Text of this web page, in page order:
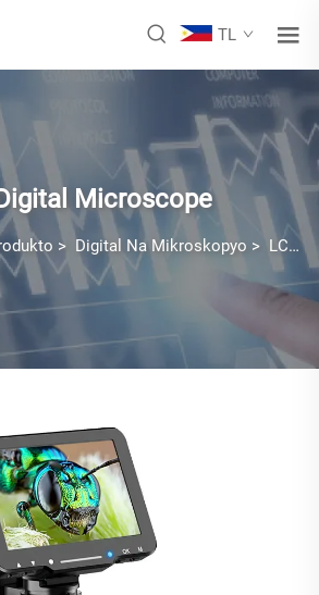
TL
Microscope
> Digital Na Mikroskopyo > LCD Digital Microscope